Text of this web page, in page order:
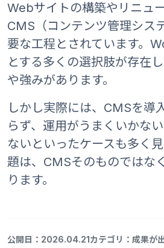
Webサイトの構築やリニュ
CMS（コンテンツ管理シス
要な工程とされています。
とする多くの選択肢が存在
や強みがあります。
しかし実際には、CMSを導
らず、運用がうまくいかな
ないといったケースも多く
題は、CMSそのものではな
ります。
公開日：2026.04.21カテゴリ：成果が